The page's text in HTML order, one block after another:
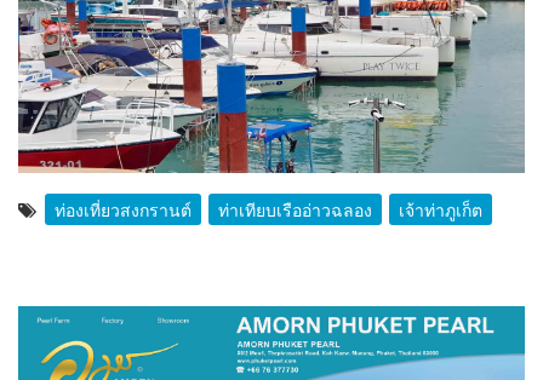
ท่องเที่ยวสงกรานต์ ท่าเทียบเรืออ่าวฉลอง เจ้าท่าภูเก็ต